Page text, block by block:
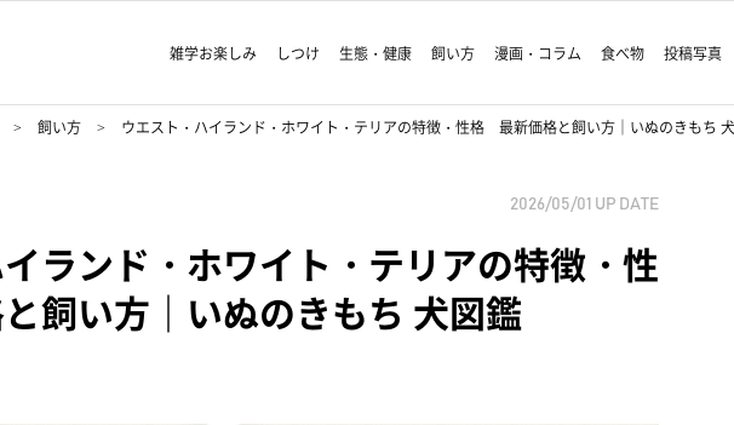
雑学お楽しみ しつけ 生態・健康 飼い方 漫画・コラム 食べ物 投稿写真
飼い方 ウエスト・ハイランド・ホワイト・テリアの特徴・性格 最新価格と飼い方｜いぬのきもち
2026/05/01 UP DATE
ランド・ホワイト・テリアの特徴・性
飼い方｜いぬのきもち 犬図鑑